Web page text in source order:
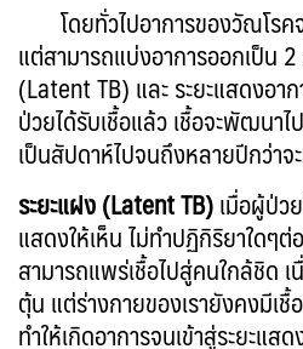
โดยทั่วไปอาการของวัณโรค
แต่สามารถแบ่งอาการออกเป็น 2
(Latent TB) และ ระยะแสดงอา
ป่วยได้รับเชื้อแล้ว เชื้อจะพัฒนาไ
เป็นสัปดาห์ไปจนถึงหลายปีกว่าจ
ระยะแฝง (Latent TB)เมื่อผู้ป่ว
แสดงให้เห็น ไม่ทำปฏิกิริยาใดๆต่
สามารถแพร่เชื้อไปสู่คนใกล้ชิด เ
ตุ้น แต่ร่างกายของเรายังคงมีเ
ทำให้เกิดอาการจนเข้าสู่ระยะแส